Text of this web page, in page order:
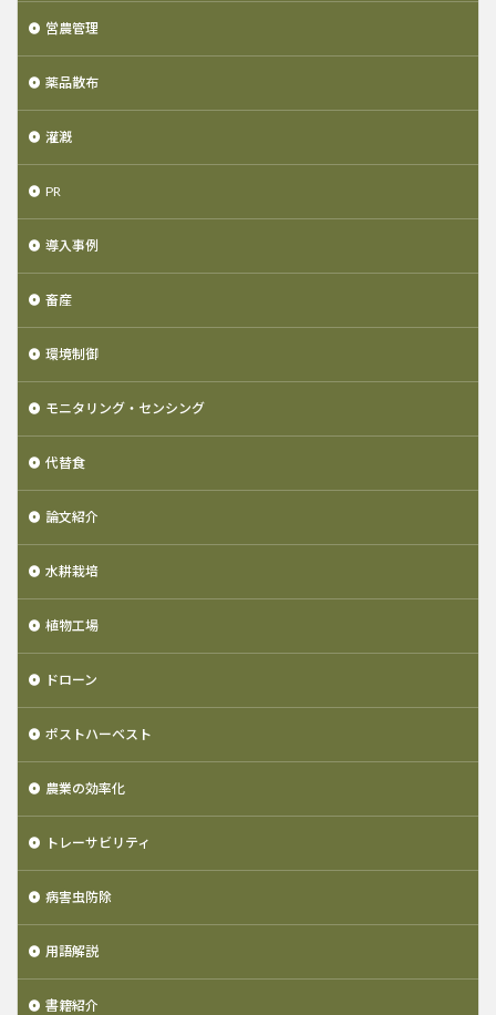
営農管理
薬品散布
灌漑
PR
導入事例
畜産
環境制御
モニタリング・センシング
代替食
論文紹介
水耕栽培
植物工場
ドローン
ポストハーベスト
農業の効率化
トレーサビリティ
病害虫防除
用語解説
書籍紹介